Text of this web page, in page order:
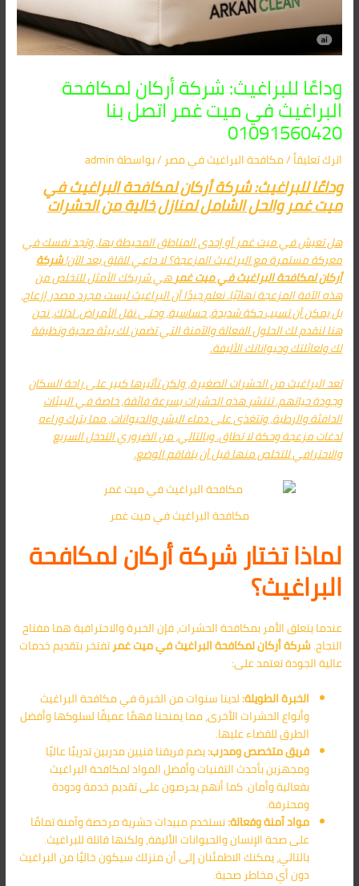
وداعًا للبراغيث: شركة أركان لمكافحة
البراغيث في ميت غمر اتصل بنا
01091560420
اترك تعليقاً/مكافحة البراغيث​ في مصر/ بواسطةadmin
وداعًا للبراغيث: شركة أركان لمكافحة البراغيث في
ميت غمر والحل الشامل لمنازل خالية من الحشرات
هل تعيش فيميت غمرأو إحدى المناطق المحيطة بها، وتجد نفسك في
معركة مستمرة مع البراغيث المزعجة؟ لا داعي للقلق بعد الآن!شركة
أركان لمكافحة البراغيث في ميت غمرهي شريكك الأمثل للتخلص من
هذه الآفة المزعجة نهائيًا. نعلم جيدًا أن البراغيث ليست مجرد مصدر إزعاج،
بل يمكن أن تسبب حكة شديدة، حساسية، وحتى نقل الأمراض. لذلك، نحن
هنا لنقدم لك الحلول الفعالة والآمنة التي تضمن لك بيئة صحية ونظيفة
لك ولعائلتك وحيواناتك الأليفة.
تعد البراغيث من الحشرات الصغيرة، ولكن تأثيرها كبير على راحة السكان
وجودة حياتهم. تنتشر هذه الحشرات بسرعة فائقة، خاصة في البيئات
الدافئة والرطبة، وتتغذى على دماء البشر والحيوانات، مما يترك وراءه
لدغات مزعجة وحكة لا تطاق. وبالتالي، من الضروري التدخل السريع
والاحترافي للتخلص منها قبل أن يتفاقم الوضع.
مكافحة البراغيث في ميت غمر
لماذا تختار شركة أركان لمكافحة
البراغيث؟
عندما يتعلق الأمر بمكافحة الحشرات، فإن الخبرة والاحترافية هما مفتاح
النجاح.شركة أركان لمكافحة البراغيث في ميت غمرتفتخر بتقديم خدمات
عالية الجودة تعتمد على:
الخبرة الطويلة:لدينا سنوات من الخبرة في مكافحة البراغيث
وأنواع الحشرات الأخرى، مما يمنحنا فهمًا عميقًا لسلوكها وأفضل
الطرق للقضاء عليها.
فريق متخصص ومدرب:يضم فريقنا فنيين مدربين تدريبًا عاليًا
ومجهزين بأحدث التقنيات وأفضل المواد لمكافحة البراغيث
بفعالية وأمان. كما أنهم يحرصون على تقديم خدمة ودودة
ومحترفة.
مواد آمنة وفعالة:نستخدم مبيدات حشرية مرخصة وآمنة تمامًا
على صحة الإنسان والحيوانات الأليفة، ولكنها قاتلة للبراغيث.
بالتالي، يمكنك الاطمئنان إلى أن منزلك سيكون خاليًا من البراغيث
دون أي مخاطر صحية.